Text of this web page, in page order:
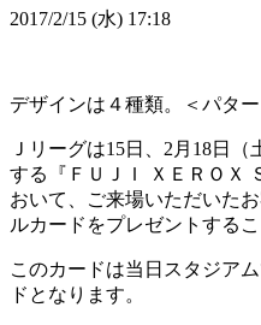
2017/2/15 (水) 17:18
デザインは４種類。＜パタ
Ｊリーグは15日、2月18日（
する『ＦＵＪＩ ＸＥＲＯＸ
おいて、ご来場いただいた
ルカードをプレゼントする
このカードは当日スタジア
ドとなります。